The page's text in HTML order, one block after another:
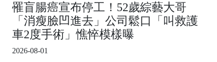
罹盲腸癌宣布停工！52歲綜藝大哥
「消瘦臉凹進去」公司鬆口「叫救護
車2度手術」憔悴模樣曝
2026-08-01